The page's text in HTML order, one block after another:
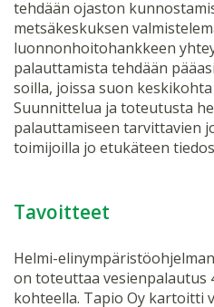
tehdään ojaston
metsäkeskuksen
luonnonhoitohankkeen
palauttamista tehdään
soilla, joissa suon
Suunnittelua ja toteutusta
palauttamiseen tarvittavien
toimijoilla jo etukäteen
Tavoitteet
Helmi-
on toteuttaa vesienpalautus
kohteella. Tapio Oy kartoitti